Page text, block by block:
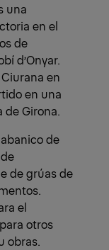
una
en el
de
d’Onyar.
en
en una
de Girona.
de
de grúas de
el
otros
obras.